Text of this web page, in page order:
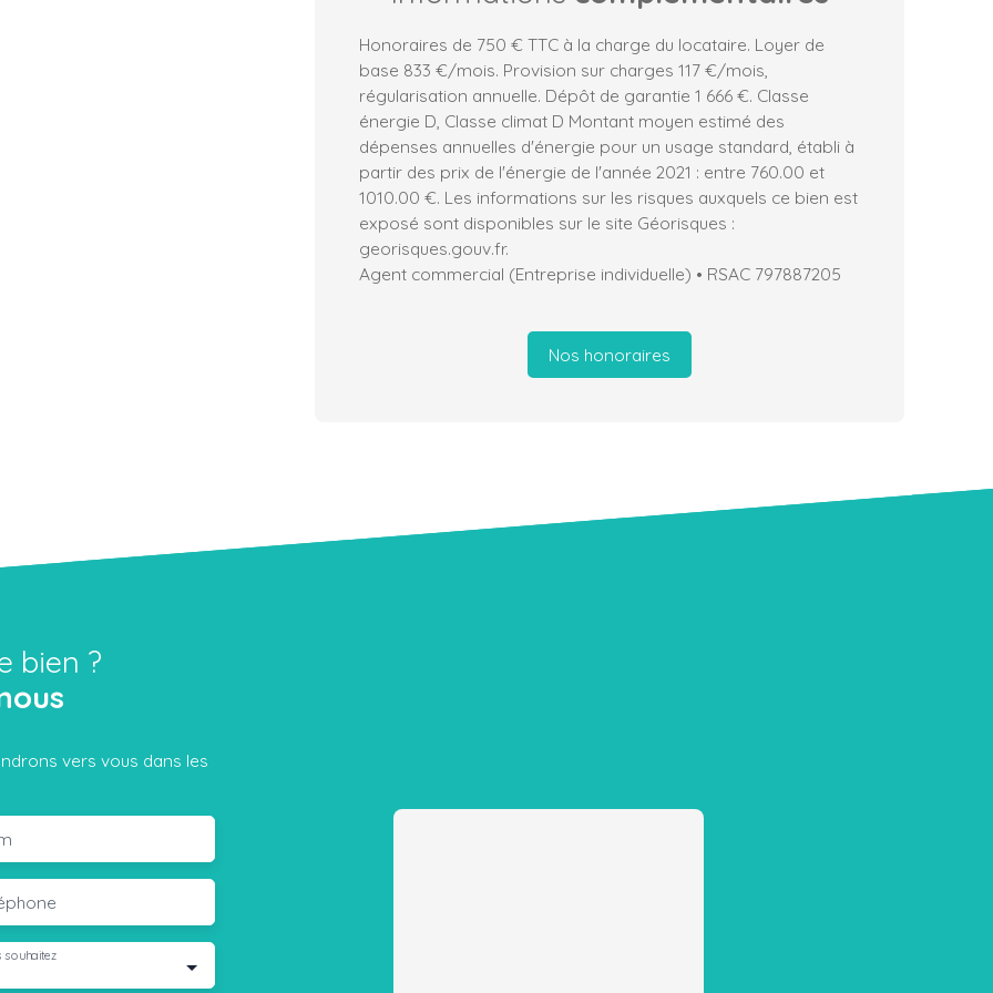
Honoraires de 750 € TTC à la charge du locataire. Loyer de
base 833 €/mois. Provision sur charges 117 €/mois,
régularisation annuelle. Dépôt de garantie 1 666 €. Classe
énergie D, Classe climat D Montant moyen estimé des
dépenses annuelles d'énergie pour un usage standard, établi à
partir des prix de l'énergie de l'année 2021 : entre 760.00 et
1010.00 €. Les informations sur les risques auxquels ce bien est
exposé sont disponibles sur le site Géorisques :
georisques.gouv.fr.
Agent commercial (Entreprise individuelle) • RSAC 797887205
Nos honoraires
bien ?
vers vous dans les
souhaitez